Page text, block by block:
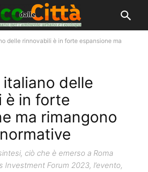
delle rinnovabili è in forte espansione ma
delle
è in forte
ma rimangono
ciò che è emerso a Roma
Investment Forum 2023, l’evento,